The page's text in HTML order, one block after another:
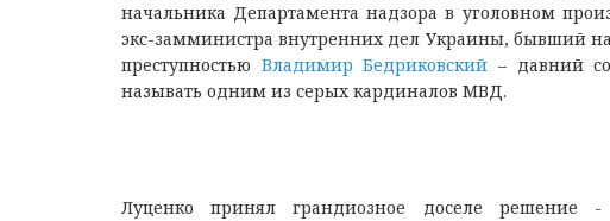
начальника Департамента надзора в уголовном
экс-замминистра внутренних дел Украины, бывший
преступностью Владимир Бедриковский – давний
называть одним из серых кардиналов МВД.
Луценко принял грандиозное доселе решение -